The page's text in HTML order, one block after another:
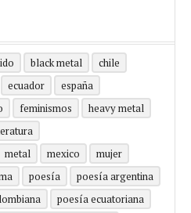
black metal
chile
ecuador
españa
feminismos
heavy metal
metal mexico
mujer
poesía
poesía argentina
poesía ecuatoriana